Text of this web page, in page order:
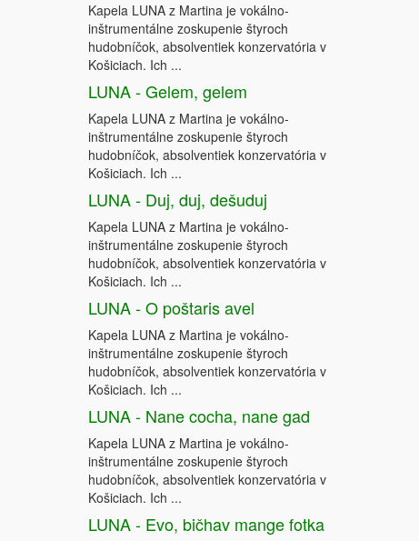
Kapela LUNA z Martina je vokálno-
inštrumentálne zoskupenie štyroch
hudobníčok, absolventiek konzervatória v
Košiciach. Ich ...
LUNA - Gelem, gelem
Kapela LUNA z Martina je vokálno-
inštrumentálne zoskupenie štyroch
hudobníčok, absolventiek konzervatória v
Košiciach. Ich ...
LUNA - Duj, duj, dešuduj
Kapela LUNA z Martina je vokálno-
inštrumentálne zoskupenie štyroch
hudobníčok, absolventiek konzervatória v
Košiciach. Ich ...
LUNA - O poštaris avel
Kapela LUNA z Martina je vokálno-
inštrumentálne zoskupenie štyroch
hudobníčok, absolventiek konzervatória v
Košiciach. Ich ...
LUNA - Nane cocha, nane gad
Kapela LUNA z Martina je vokálno-
inštrumentálne zoskupenie štyroch
hudobníčok, absolventiek konzervatória v
Košiciach. Ich ...
LUNA - Evo, bičhav mange fotka